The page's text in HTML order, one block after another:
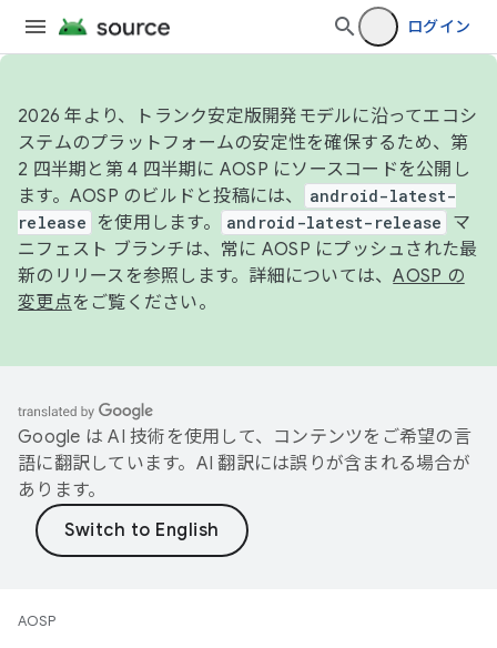
ログイン
2026 年より、トランク安定版開発モデルに沿ってエコシ
ステムのプラットフォームの安定性を確保するため、第
2 四半期と第 4 四半期に AOSP にソースコードを公開し
ます。AOSP のビルドと投稿には、
android-latest-
release
を使用します。 android-latest-release
マ
ニフェスト ブランチは、常に AOSP にプッシュされた最
新のリリースを参照します。詳細については、AOSP の
変更点をご覧ください。
Google は AI 技術を使用して、コンテンツをご希望の言
語に翻訳しています。AI 翻訳には誤りが含まれる場合が
あります。
AOSP